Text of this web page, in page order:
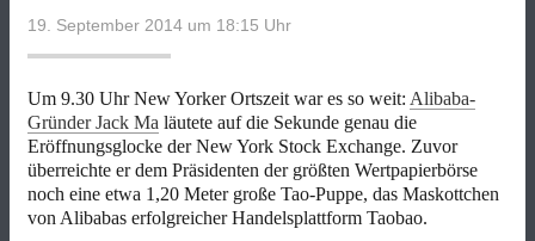
19. September 2014 um 18:15 Uhr
Um 9.30 Uhr New Yorker Ortszeit war es so weit: Alibaba-
Gründer Jack Ma läutete auf die Sekunde genau die
Eröffnungsglocke der New York Stock Exchange. Zuvor
überreichte er dem Präsidenten der größten Wertpapierbörse
noch eine etwa 1,20 Meter große Tao-Puppe, das Maskottchen
von Alibabas erfolgreicher Handelsplattform Taobao.